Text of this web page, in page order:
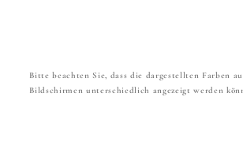
Bitte beachten Sie, dass die dargestellten Farben
Bildschirmen unterschiedlich angezeigt werden